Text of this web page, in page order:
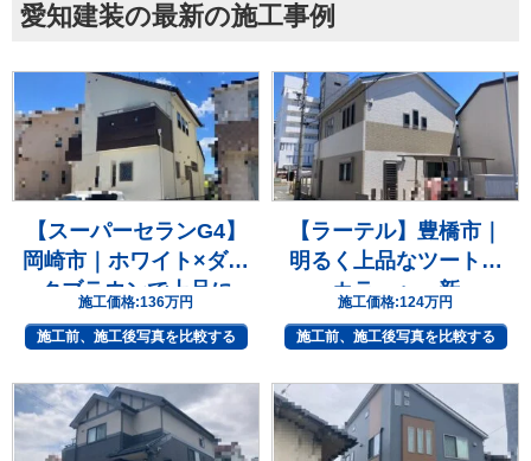
愛知建装の最新の施工事例
【スーパーセランG4】
岡崎市｜ホワイト×ダー
クブラウンで上品に
施工価格:136万円
施工前、施工後写真を比較する
【ラーテル】豊橋市｜
明るく上品なツートン
カラーへ一新
施工価格:124万円
施工前、施工後写真を比較する